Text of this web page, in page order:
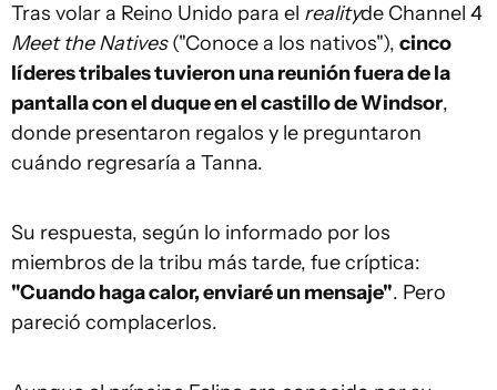
Tras volar a Reino Unido para el realityde Channel 4
Meet the Natives("Conoce a los nativos"), cinco
líderes tribales tuvieron una reunión fuera de la
pantalla con el duque en el castillo de Windsor,
donde presentaron regalos y le preguntaron
cuándo regresaría a Tanna.
Su respuesta, según lo informado por los
miembros de la tribu más tarde, fue críptica:
"Cuando haga calor, enviaré un mensaje". Pero
pareció complacerlos.